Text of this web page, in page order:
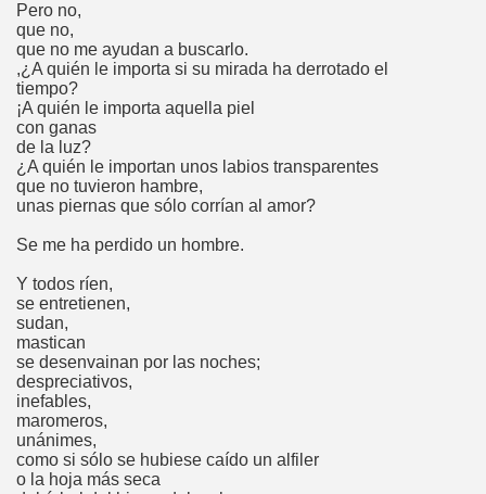
Pero no,
que no,
que no me ayudan a buscarlo.
,¿A quién le importa si su mirada ha derrotado el
tiempo?
¡A quién le importa aquella piel
con ganas
de la luz?
¿A quién le importan unos labios transparentes
que no tuvieron hambre,
unas piernas que sólo corrían al amor?
Se me ha perdido un hombre.
Y todos ríen,
se entretienen,
sudan,
mastican
se desenvainan por las noches;
despreciativos,
inefables,
maromeros,
unánimes,
como si sólo se hubiese caído un alfiler
o la hoja más seca